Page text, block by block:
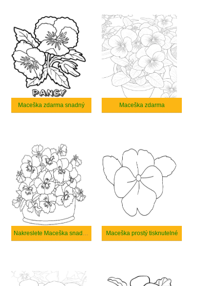
Maceška zdarma snadný Maceška zdarma
Nakreslete Maceška snadný tisknutelné Maceška prostý tisknutelné